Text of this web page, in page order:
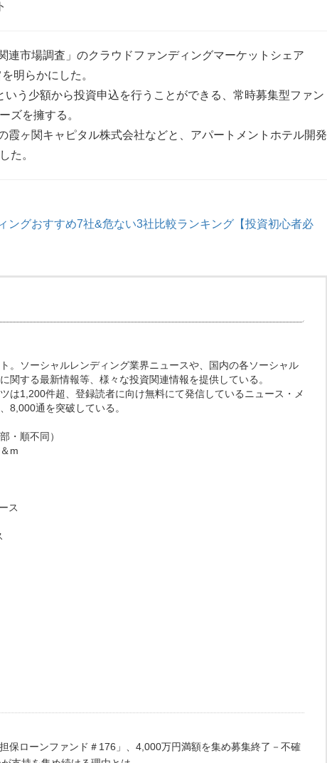
連市場調査」のクラウドファンディングマーケットシェア
明らかにした。
う少額から投資申込を行うことができる、常時募集型ファン
ズを擁する。
霞ヶ関キャピタル株式会社などと、アパートメントホテル開発
た。
ングおすすめ7社&危ない3社比較ランキング【投資初心者必
。ソーシャルレンディング業界ニュースや、国内の各ソーシャル
関する最新情報等、様々な投資関連情報を提供している。
は1,200件超、登録読者に向け無料にて発信しているニュース・メ
8,000通を突破している。
・順不同）
m
ス
保ローンファンド＃176」、4,000万円満額を集め募集終了－不確